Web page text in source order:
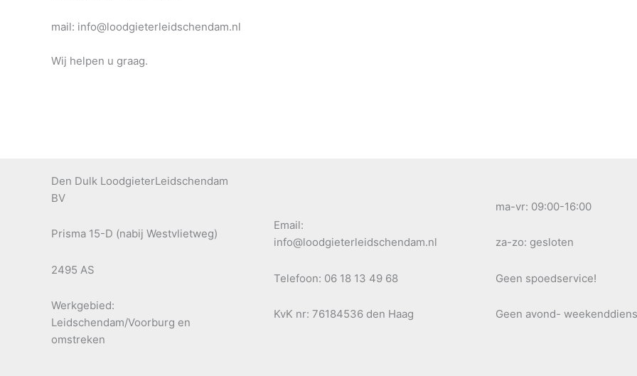
mail: info@loodgieterleidschendam.nl
Wij helpen u graag.
Den Dulk LoodgieterLeidschendam
BV
Prisma 15-D (nabij Westvlietweg)
2495 AS
Werkgebied:
Leidschendam/Voorburg en
omstreken
Email:
info@loodgieterleidschendam.nl
Telefoon: 06 18 13 49 68
KvK nr: 76184536 den Haag
ma-vr: 09:00-16:00
za-zo: gesloten
Geen spoedservice!
Geen avond-